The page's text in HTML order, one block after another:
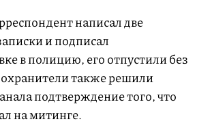
написал две
и подписал
в полицию, его отпустили без
также решили
подтверждение того, что
на митинге.